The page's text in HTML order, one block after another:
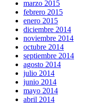
marzo 2015
febrero 2015
enero 2015
diciembre 2014
noviembre 2014
octubre 2014
septiembre 2014
agosto 2014
julio 2014
junio 2014
mayo 2014
abril 2014